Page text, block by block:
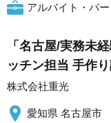
アルバイト・パー
「名古屋/実務未
ッチン担当 手作
株式会社重光
愛知県 名古屋市